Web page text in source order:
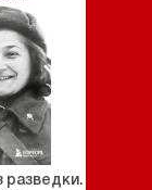
разведки.